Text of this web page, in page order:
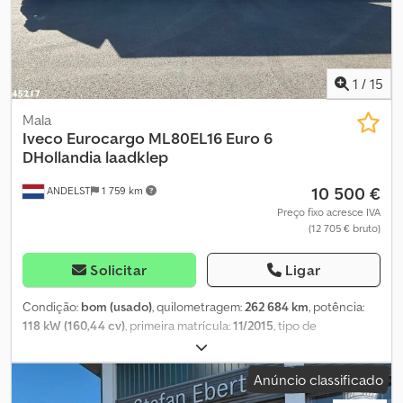
1 / 15
ANDELST 1 759 km
Mala
Iveco Eurocargo ML80EL16 Euro 6
DHollandia laadklep
10 500 €
Preço fixo acresce IVA
(12 705 € bruto)
Solicitar Ligar
Condição: bom (usado), quilometragem:262 684 km, potência:
118 kW (160,44 cv), primeira matrícula:11/2015, tipo de
, tamanho do pneu:
de eixo:4x2, distância entre eixos:4 820 mm, combustível:diesel,
cabina do condutor:
cabina diurna, tipo de engrenagem:
Anúncio classificado